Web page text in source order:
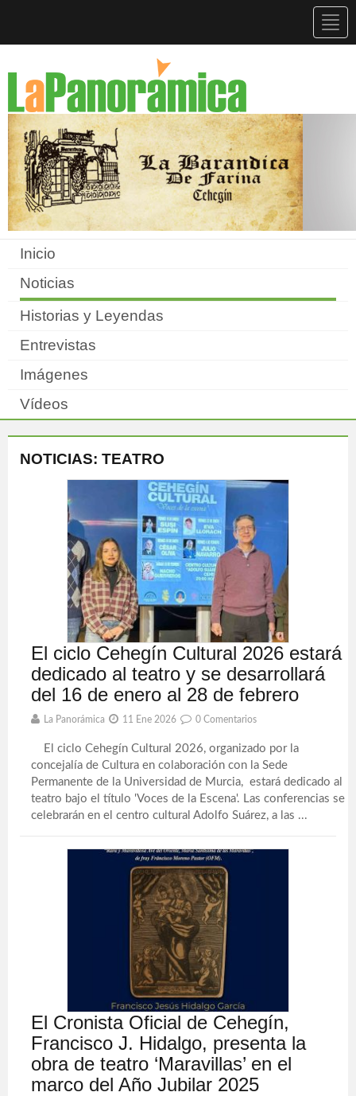
Inicio
Noticias
Historias y Leyendas
Entrevistas
Imágenes
Vídeos
NOTICIAS: TEATRO
El ciclo Cehegín Cultural 2026 estará
dedicado al teatro y se desarrollará
del 16 de enero al 28 de febrero
La Panorámica 11 Ene 2026 0 Comentarios
El ciclo Cehegín Cultural 2026, organizado por la
concejalía de Cultura en colaboración con la Sede
Permanente de la Universidad de Murcia, estará dedicado al
teatro bajo el título 'Voces de la Escena'. Las conferencias se
celebrarán en el centro cultural Adolfo Suárez, a las ...
El Cronista Oficial de Cehegín,
Francisco J. Hidalgo, presenta la
obra de teatro ‘Maravillas’ en el
marco del Año Jubilar 2025